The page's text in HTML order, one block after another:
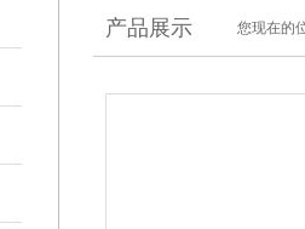
产品展示 您现在的